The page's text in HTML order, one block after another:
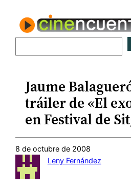
contenido
Jaume
tráiler de «El
en Festival de
8 de octubre de 2008
Leny Fernández